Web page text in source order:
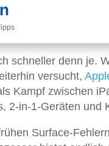
schneller denn je.
versucht,
Kampf zwischen
2-in-1-Geräten und
Surface-